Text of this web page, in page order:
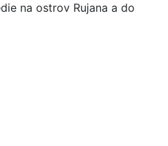
na ostrov Rujana a do